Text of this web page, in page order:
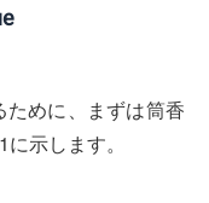
めに、まずは筒香
示します。